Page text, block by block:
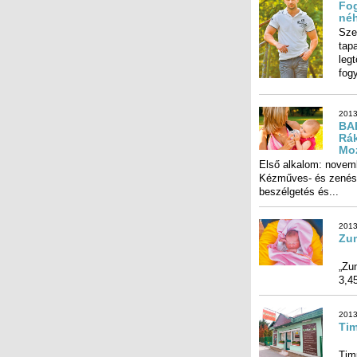
Első alkalom:
Kézműves- és
beszélgetés és...